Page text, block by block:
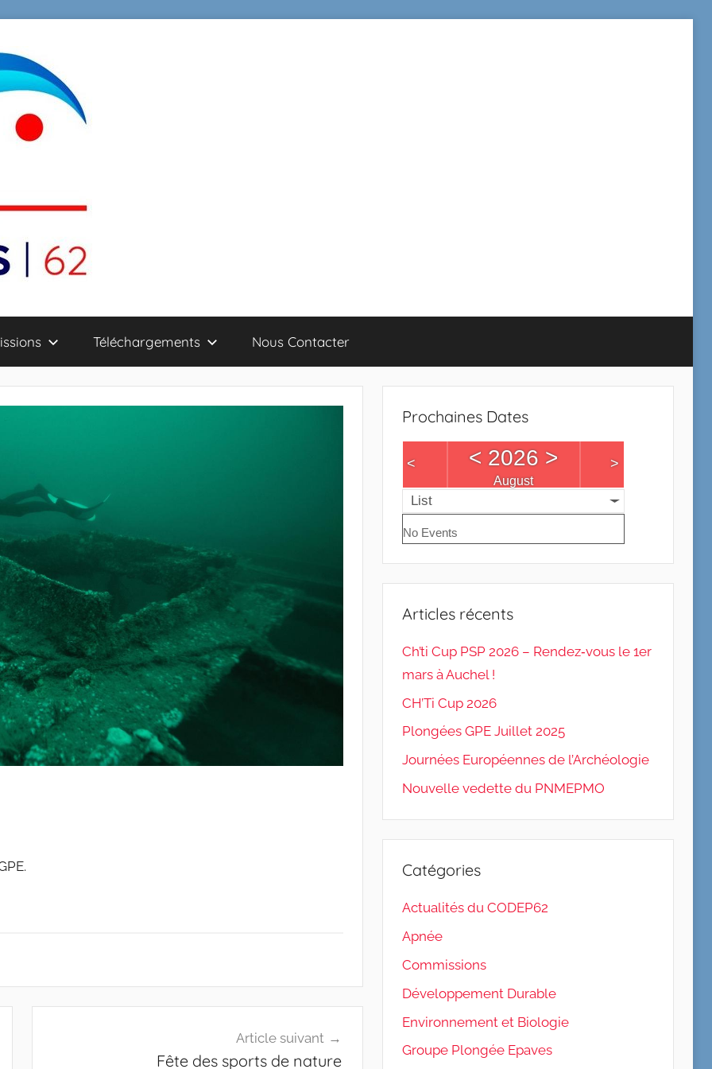
Téléchargements Nous Contacter
Article suivant
Fête des sports de nature
Prochaines Dates
< < 2026>
August
>
List
No Events
Articles récents
Ch’ti Cup PSP 2026 – Rendez‑vous le 1er
mars à Auchel !
CH’Ti Cup 2026
Plongées GPE Juillet 2025
Journées Européennes de l’Archéologie
Nouvelle vedette du PNMEPMO
Catégories
Actualités du CODEP62
Apnée
Commissions
Développement Durable
Environnement et Biologie
Groupe Plongée Epaves